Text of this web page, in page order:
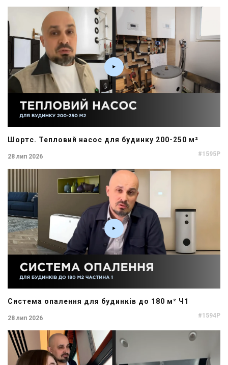
Шортс. Тепловий насос для будинку 200-250 м²
28 лип 2026 #1595P
Система опалення для будинків до 180 м² Ч1
28 лип 2026 #1594P